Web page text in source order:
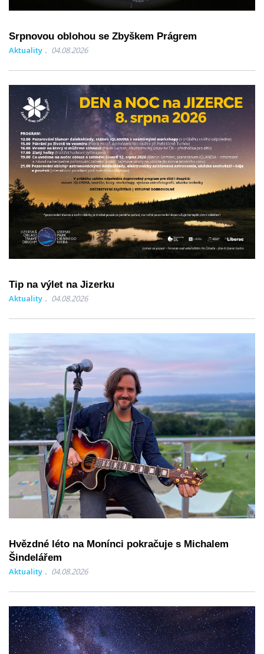
Srpnovou oblohou se Zbyškem Prágrem
Aktuality 04.08.2026
Tip na výlet na Jizerku
Aktuality 04.08.2026
Hvězdné léto na Monínci pokračuje s Michalem
Šindelářem
Aktuality 04.08.2026